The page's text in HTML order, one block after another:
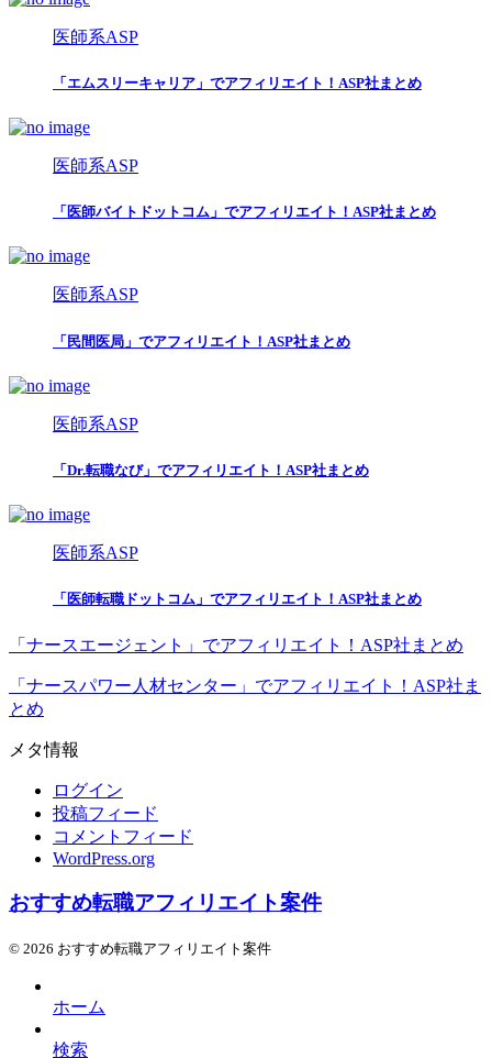
医師系ASP
「エムスリーキャリア」でアフィリエイト！ASP社まとめ
医師系ASP
「医師バイトドットコム」でアフィリエイト！ASP社まとめ
医師系ASP
「民間医局」でアフィリエイト！ASP社まとめ
医師系ASP
「Dr.転職なび」でアフィリエイト！ASP社まとめ
医師系ASP
「医師転職ドットコム」でアフィリエイト！ASP社まとめ
「ナースエージェント」でアフィリエイト！ASP社まとめ
「ナースパワー人材センター」でアフィリエイト！ASP社ま
とめ
メタ情報
ログイン
投稿フィード
コメントフィード
WordPress.org
おすすめ転職アフィリエイト案件
© 2026 おすすめ転職アフィリエイト案件
ホーム
検索